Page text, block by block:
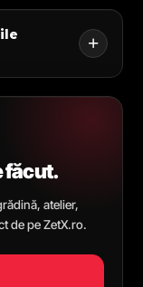
făcut.
atelier,
de pe ZetX.ro.